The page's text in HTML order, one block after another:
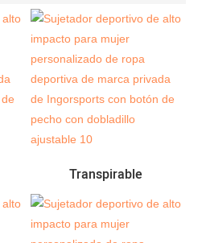
Transpirable